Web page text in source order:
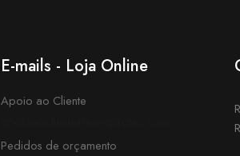
E-mails - Loja Online
Apoio ao Cliente
Pedidos de orçamento